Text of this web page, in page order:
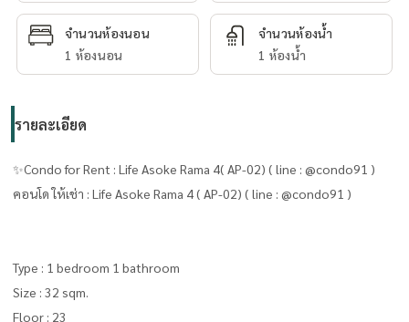
จำนวนห้องนอน
1 ห้องนอน
จำนวนห้องน้ำ
1 ห้องน้ำ
รายละเอียด
✨Condo for Rent : Life Asoke Rama 4( AP-02) ( line : @condo91 )
คอนโด ให้เช่า : Life Asoke Rama 4 ( AP-02) ( line : @condo91 )
Type : 1 bedroom 1 bathroom
Size : 32 sqm.
Floor : 23